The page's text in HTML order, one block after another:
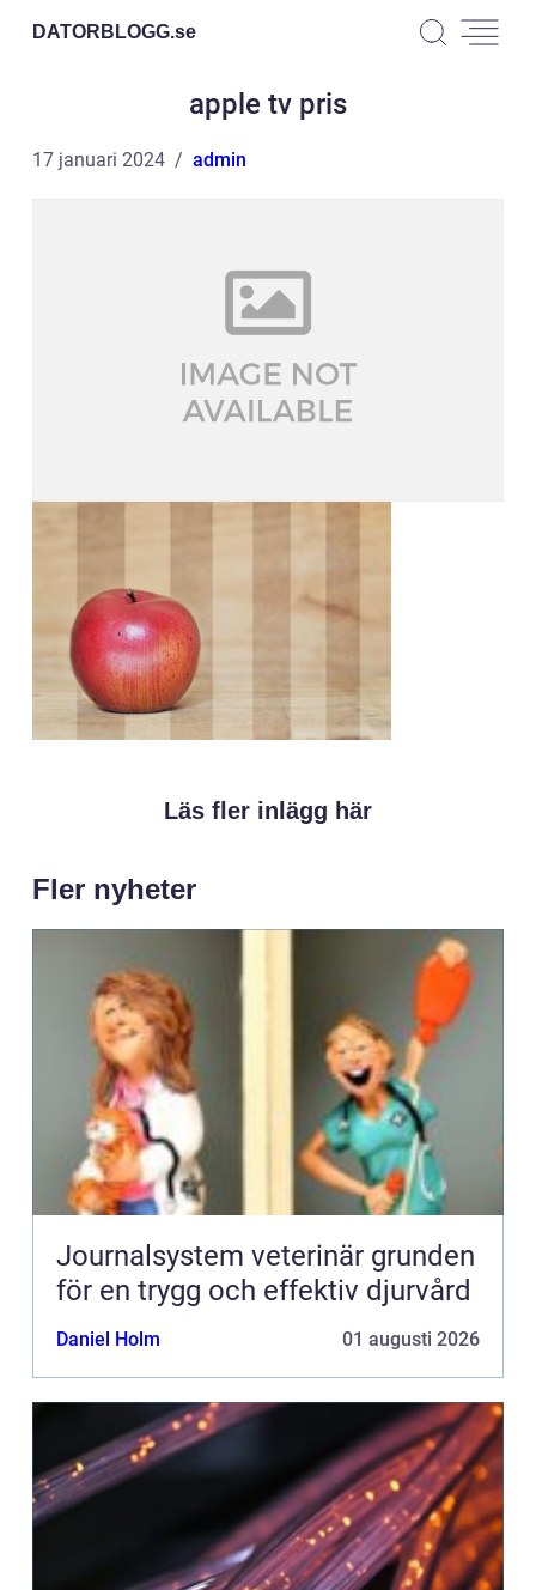
DATORBLOGG.se
apple tv pris
17 januari 2024 admin
Läs fler inlägg här
Fler nyheter
Journalsystem veterinär grunden
för en trygg och effektiv djurvård
Daniel Holm 01 augusti 2026